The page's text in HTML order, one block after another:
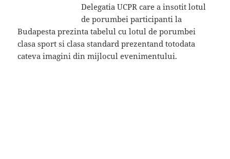
Delegatia UCPR care a insotit lotul
de porumbei participanti la
Budapesta prezinta tabelul cu lotul de porumbei
clasa sport si clasa standard prezentand totodata
cateva imagini din mijlocul evenimentului.